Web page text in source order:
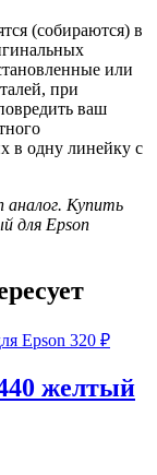
(собираются) в
или
при
ваш
в одну линейку с
аналог. Купить
для Epson
320 ₽
желтый